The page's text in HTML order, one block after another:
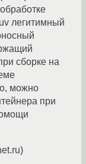
легитимный
сборке на
можно
при